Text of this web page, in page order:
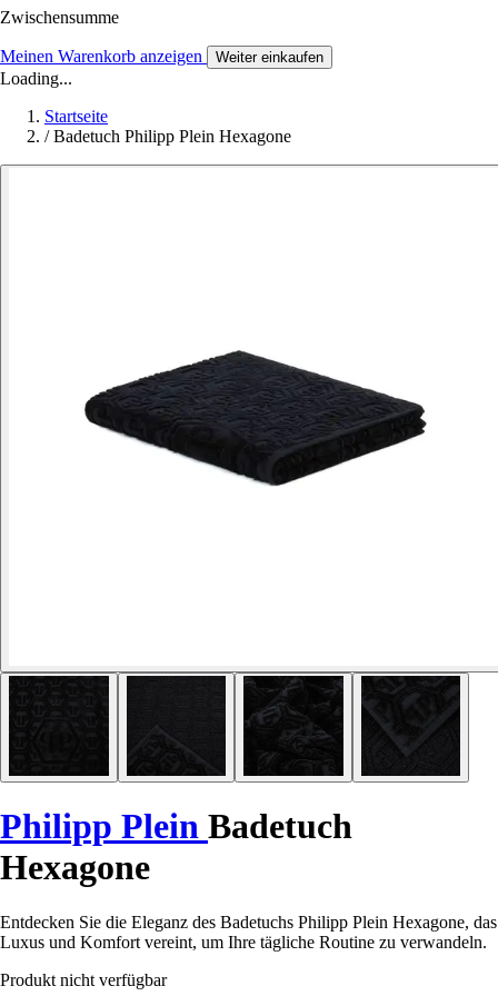
Zwischensumme
Meinen Warenkorb anzeigen Weiter einkaufen
Loading...
Startseite
/ Badetuch Philipp Plein Hexagone
Philipp Plein Badetuch
Hexagone
Entdecken Sie die Eleganz des Badetuchs Philipp Plein Hexagone, das
Luxus und Komfort vereint, um Ihre tägliche Routine zu verwandeln.
Produkt nicht verfügbar